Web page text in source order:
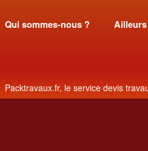
Qui sommes-nous ?
Packtravaux.fr, le service devis